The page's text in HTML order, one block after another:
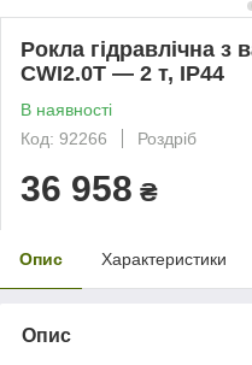
Рокла гідравлічна з
CWI2.0T — 2 т, IP44
В наявності
Код: 92266
Роздріб
36 958 ₴
Опис Характеристики
Опис